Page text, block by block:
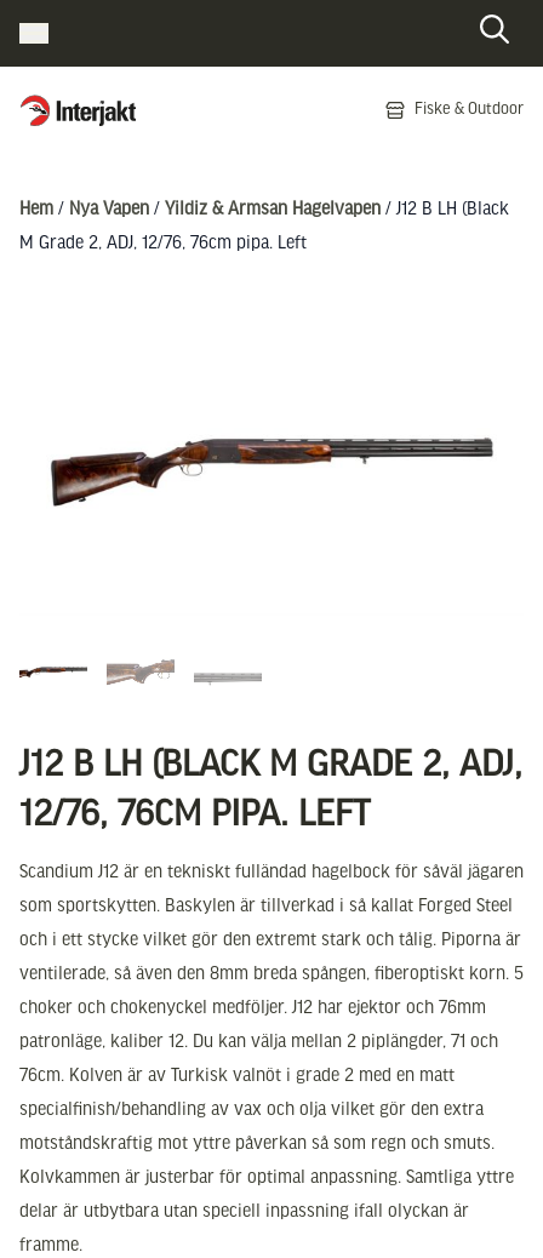
Interjakt SE Fiske & Outdoor
Hem / Nya Vapen / Yildiz & Armsan Hagelvapen / J12 B LH (Black
M Grade 2, ADJ, 12/76, 76cm pipa. Left
J12 B LH (BLACK M GRADE 2, ADJ,
12/76, 76CM PIPA. LEFT
Scandium J12 är en tekniskt fulländad hagelbock för såväl jägaren
som sportskytten. Baskylen är tillverkad i så kallat Forged Steel
och i ett stycke vilket gör den extremt stark och tålig. Piporna är
ventilerade, så även den 8mm breda spången, fiberoptiskt korn. 5
choker och chokenyckel medföljer. J12 har ejektor och 76mm
patronläge, kaliber 12. Du kan välja mellan 2 piplängder, 71 och
76cm. Kolven är av Turkisk valnöt i grade 2 med en matt
specialfinish/behandling av vax och olja vilket gör den extra
motståndskraftig mot yttre påverkan så som regn och smuts.
Kolvkammen är justerbar för optimal anpassning. Samtliga yttre
delar är utbytbara utan speciell inpassning ifall olyckan är
framme.